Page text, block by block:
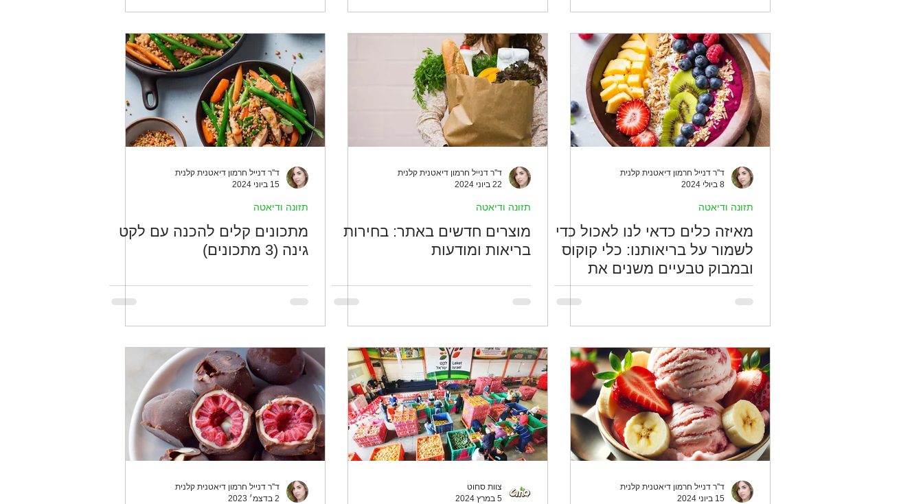
ד''ר דנייל חרמון דיאטנית קלנית
8 ביולי 2024
תזונה ודיאטה
מאיזה כלים כדאי לנו לאכול כדי
לשמור על בריאותנו: כלי קוקוס
ובמבוק טבעיים משנים את
המשחק בעידן הפלסטיק
ד''ר דנייל חרמון דיאטנית קלנית
22 ביוני 2024
תזונה ודיאטה
מוצרים חדשים באתר: בחירות
בריאות ומודעות
ד''ר דנייל חרמון דיאטנית קלנית
15 ביוני 2024
תזונה ודיאטה
מתכונים קלים להכנה עם לקט
גינה (3 מתכונים)
ד''ר דנייל חרמון דיאטנית קלנית
15 ביוני 2024
צוות סחוט
5 במרץ 2024
ד''ר דנייל חרמון דיאטנית קלנית
2 בדצמ׳ 2023